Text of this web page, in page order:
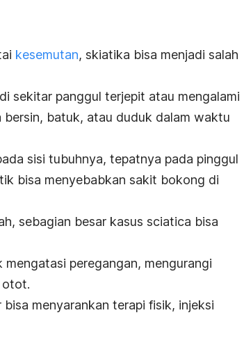
kesemutan, skiatika bisa menjadi salah
sekitar panggul terjepit atau mengalami
batuk, atau duduk dalam waktu
sisi tubuhnya, tepatnya pada pinggul
bisa menyebabkan sakit bokong di
sebagian besar kasus sciatica bisa
peregangan, mengurangi
otot.
menyarankan terapi fisik, injeksi